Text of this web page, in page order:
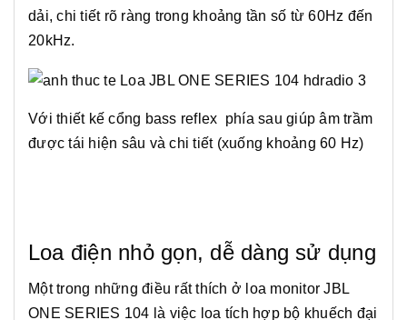
dải, chi tiết rõ ràng trong khoảng tần số từ 60Hz đến
20kHz.
Với thiết kế cổng bass reflex phía sau giúp âm trầm
được tái hiện sâu và chi tiết (xuống khoảng 60 Hz)
Loa điện nhỏ gọn, dễ dàng sử dụng
Một trong những điều rất thích ở loa monitor JBL
ONE SERIES 104 là việc loa tích hợp bộ khuếch đại